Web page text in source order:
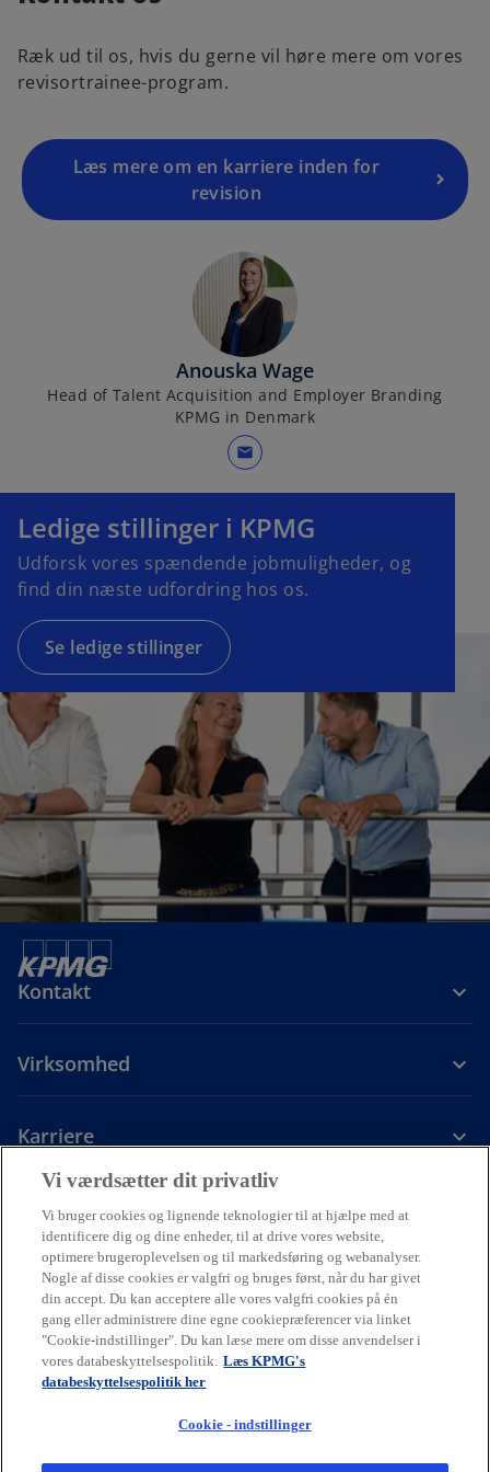
Ræk ud til os, hvis du gerne vil høre mere om vores
revisortrainee-program.
Læs mere om en karriere inden for
revision
Anouska Wage
Head of Talent Acquisition and Employer Branding
KPMG in Denmark
mail
Ledige stillinger i KPMG
Udforsk vores spændende jobmuligheder, og
find din næste udfordring hos os.
Se ledige stillinger
p
e
n
s
i
n
a
n
e
b
Kontakt
Virksomhed
Karriere
o
e
n
s
i
n
a
n
e
o
e
n
s
i
n
a
e
p
e
n
s
i
n
a
e
p
e
n
s
i
n
Juridiske forholdPrivacyTilgængelighedCookiepolitik
Code of Conduct
e
n
s
i
n
e
t
Dataetik
© 2026 Ophavsret tilhører en eller flere af KPMG Internationals
enheder. KPMG Internationals enheder leverer ikke ydelser til
kunder. Alle rettigheder forbeholdes.
KPMG henviser til den globale organisation eller til et eller flere af
medlemsfirmaerne i KPMG International Limited ("KPMG
International"), som hver især er en selvstændig juridisk enhed.
begrænset hæftelse og leverer ikke ydelser til kunder.
Vi værdsætter dit privatliv
Vi bruger cookies og lignende teknologier til at hjælpe med at
identificere dig og dine enheder, til at drive vores website,
optimere brugeroplevelsen og til markedsføring og webanalyser.
Nogle af disse cookies er valgfri og bruges først, når du har givet
din accept. Du kan acceptere alle vores valgfri cookies på én
gang eller administrere dine egne cookiepræferencer via linket
"Cookie-indstillinger". Du kan læse mere om disse anvendelser i
vores databeskyttelsespolitik. Læs KPMG's
databeskyttelsespolitik her
Cookie - indstillinger